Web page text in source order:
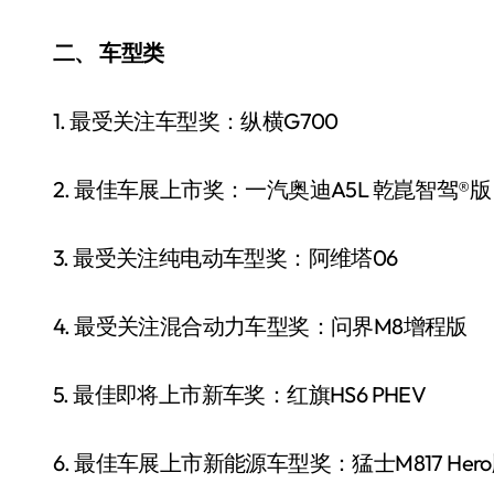
二、 车型类
1. 最受关注车型奖：纵横G700
2. 最佳车展上市奖：一汽奥迪A5L 乾崑智驾®版
3. 最受关注纯电动车型奖：阿维塔06
4. 最受关注混合动力车型奖：问界M8增程版
5. 最佳即将上市新车奖：红旗HS6 PHEV
6. 最佳车展上市新能源车型奖：猛士M817
追觅、石头科技注意：你
为“战略武器”
7 月 30, 2026